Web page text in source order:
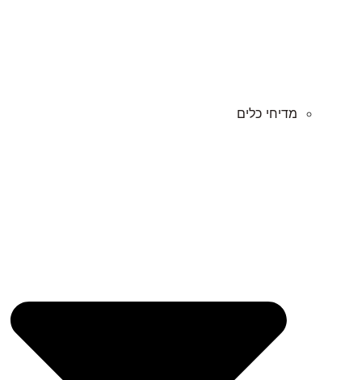
מדיחי כלים